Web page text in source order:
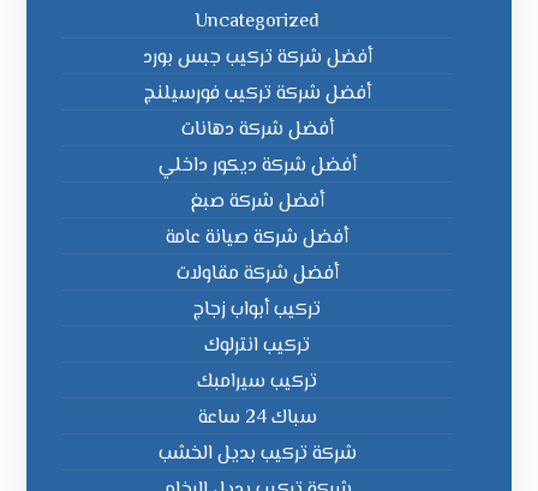
Uncategorized
أفضل شركة تركيب جبس بورد
أفضل شركة تركيب فورسيلنج
أفضل شركة دهانات
أفضل شركة ديكور داخلي
أفضل شركة صبغ
أفضل شركة صيانة عامة
أفضل شركة مقاولات
تركيب أبواب زجاج
تركيب انترلوك
تركيب سيرامبك
سباك 24 ساعة
شركة تركيب بديل الخشب